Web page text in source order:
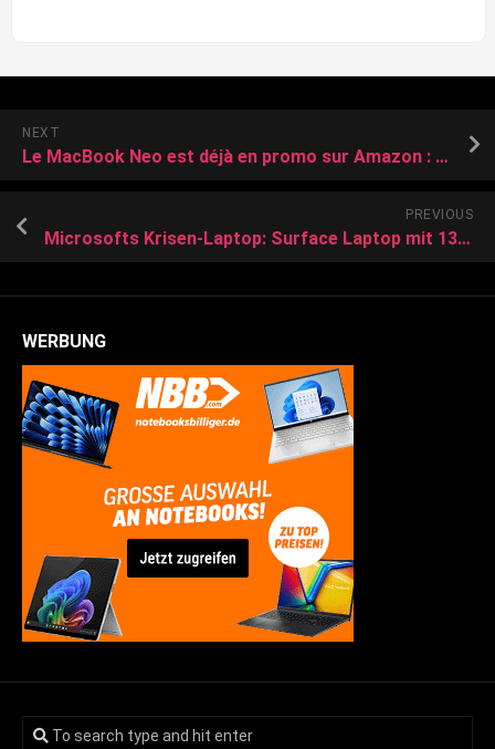
NEXT
Le MacBook Neo est déjà en promo sur Amazon : profitez du meilleur prix !
PREVIOUS
Microsofts Krisen-Laptop: Surface Laptop mit 13-Zoll-Display und Intel
WERBUNG